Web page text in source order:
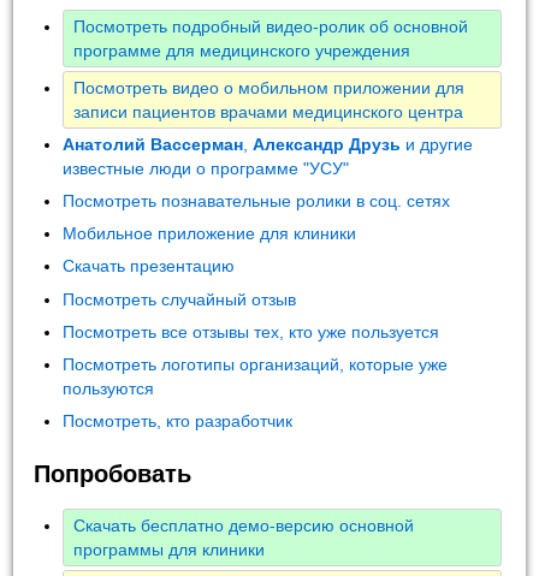
Посмотреть подробный видео-ролик об основной
программе для медицинского учреждения
Посмотреть видео о мобильном приложении для
записи пациентов врачами медицинского центра
Анатолий Вассерман ,Александр Друзь и другие
известные люди о программе "УСУ"
Посмотреть познавательные ролики в соц. сетях
Мобильное приложение для клиники
Скачать презентацию
Посмотреть случайный отзыв
Посмотреть все отзывы тех, кто уже пользуется
Посмотреть логотипы организаций, которые уже
пользуются
Посмотреть, кто разработчик
Попробовать
Скачать бесплатно демо-версию основной
программы для клиники